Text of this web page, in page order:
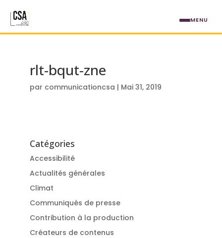
rlt-bqut-zne
par communicationcsa | Mai 31, 2019
Catégories
Accessibilité
Actualités générales
Climat
Communiqués de presse
Contribution à la production
Créateurs de contenus
MENU